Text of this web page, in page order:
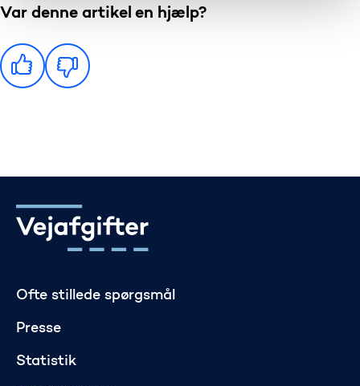
Var denne artikel en hjælp?
Ofte stillede spørgsmål
Presse
Statistik